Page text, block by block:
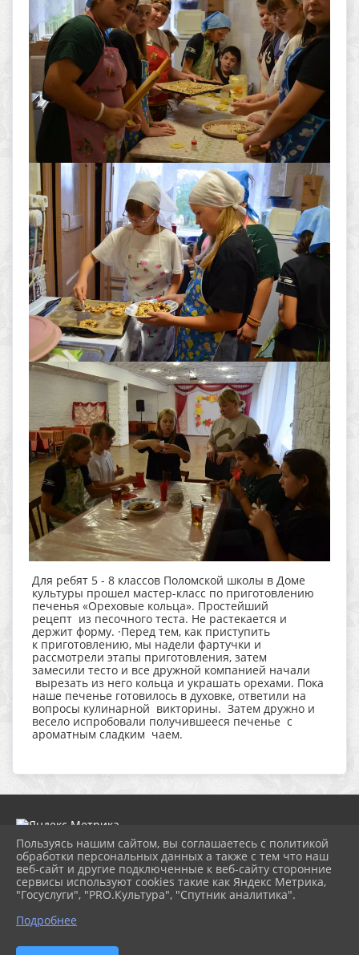
Для ребят 5 - 8 классов Поломской школы в Доме
культуры прошел мастер-класс по приготовлению
печенья «Ореховые кольца». Простейший
рецепт из песочного теста. Не растекается и
держит форму. ·Перед тем, как приступить
к приготовлению, мы надели фартучки и
рассмотрели этапы приготовления, затем
замесили тесто и все дружной компанией начали
вырезать из него кольца и украшать орехами. Пока
наше печенье готовилось в духовке, ответили на
вопросы кулинарной викторины. Затем дружно и
весело испробовали получившееся печенье с
ароматным сладким чаем.
2026 г. dk-bholunca.ru
Вход
Карта сайта
Политика обработки персональных данных
Сделано на KubCMS
Пользуясь нашим сайтом, вы соглашаетесь с политикой
обработки персональных данных а также с тем что наш
веб-сайт и другие подключенные к веб-сайту сторонние
сервисы используют cookies такие как Яндекс Метрика,
"Госуслуги", "PRO.Культура", "Спутник аналитика".
Подробнее